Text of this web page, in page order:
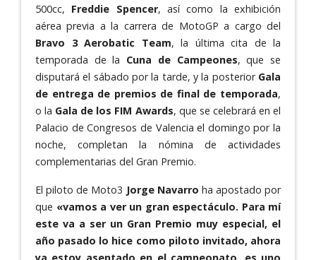
500cc, Freddie Spencer, así como la exhibición
aérea previa a la carrera de MotoGP a cargo del
Bravo 3 Aerobatic Team, la última cita de la
temporada de la Cuna de Campeones, que se
disputará el sábado por la tarde, y la posterior Gala
de entrega de premios de final de temporada,
o la Gala de los FIM Awards, que se celebrará en el
Palacio de Congresos de Valencia el domingo por la
noche, completan la nómina de actividades
complementarias del Gran Premio.
El piloto de Moto3 Jorge Navarro ha apostado por
que «vamos a ver un gran espectáculo. Para mí
este va a ser un Gran Premio muy especial, el
año pasado lo hice como piloto invitado, ahora